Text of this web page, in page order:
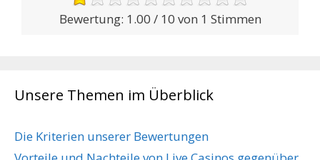
1.00 / 10 von 1 Stimmen
Unsere Themen im Überblick
Die Kriterien unserer Bewertungen